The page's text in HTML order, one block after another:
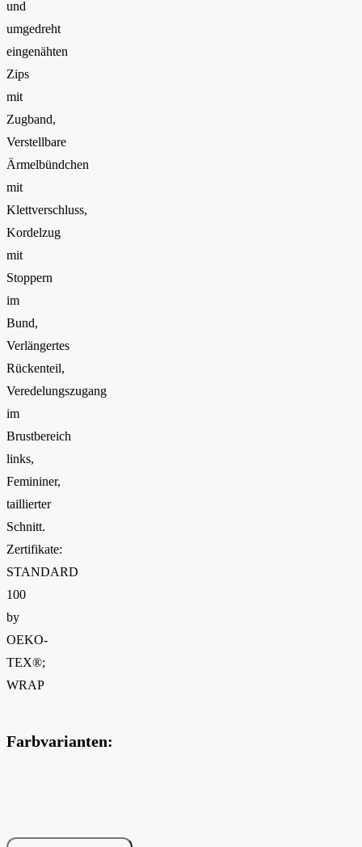
und
umgedreht
eingenähten
Zips
mit
Zugband,
Verstellbare
Ärmelbündchen
mit
Klettverschluss,
Kordelzug
mit
Stoppern
im
Bund,
Verlängertes
Rückenteil,
Veredelungszugang
im
Brustbereich
links,
Femininer,
taillierter
Schnitt.
Zertifikate:
STANDARD
100
by
OEKO-
TEX®;
WRAP
Farbvarianten: